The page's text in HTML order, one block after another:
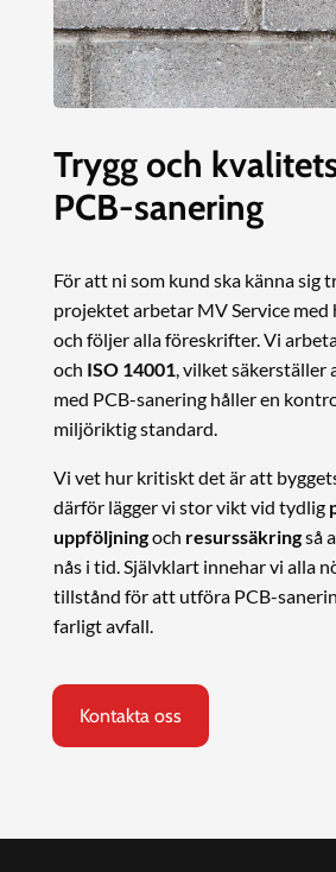
Trygg och
PCB-sanering
För att ni som kund ska känna sig
projektet arbetar MV Service
och följer alla föreskrifter. Vi
och ISO 14001, vilket säkerställer
med PCB-sanering håller en
miljöriktig standard.
Vi vet hur kritiskt det är att
därför lägger vi stor vikt vid tydlig
uppföljningoch resurssäkringså
nås i tid. Självklart innehar vi alla
tillstånd för att utföra PCB-
farligt avfall.
Kontakta oss